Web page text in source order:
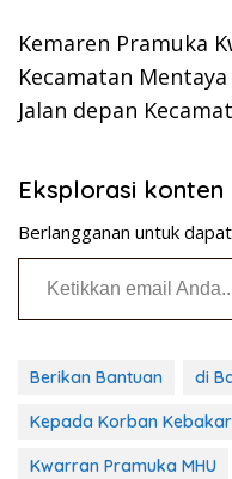
Kemaren Pramuka
Kecamatan
Jalan depan
Eksplorasi
Berlangganan untuk
Ketikkan email Anda...
Berikan Bantuan di
Kepada Korban
Kwarran Pramuka MHU